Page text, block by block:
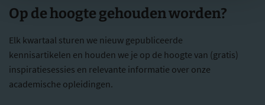
Op de hoogte gehouden worden?
Elk kwartaal sturen we nieuw gepubliceerde
kennisartikelen en houden we je op de hoogte van (gratis)
inspiratiesessies en relevante informatie over onze
academische opleidingen.